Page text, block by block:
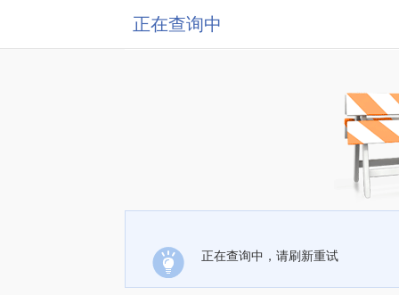
正在查询中
正在查询中，请刷新重试